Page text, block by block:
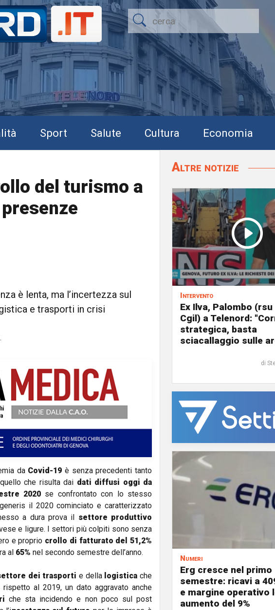
Sport Salute Cultura Economia
del turismo a
è lenta, ma l’incertezza sul
e trasporti in crisi
da Covid-19 è senza precedenti tanto
che risulta dai dati diffusi oggi da
2020 se confrontato con lo stesso
il 2020 cominciato e caratterizzato
a dura prova il settore produttivo
e ligure. I settori più colpiti sono senza
e proprio crollo di fatturato del 51,2%
al 65% nel secondo semestre dell’anno.
dei trasporti e della logistica che
rispetto al 2019, un dato aggravato anche
che sta incidendo e non poco sul post
Altre notizie
Intervento
Ex Ilva, Palombo (rsu
Cgil) a Telenord:
strategica, basta
sciacallaggio sulle
di
Numeri
Erg cresce nel primo
semestre: ricavi a
e margine operativo
aumento del 9%